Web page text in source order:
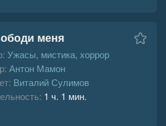
меня
Ужасы, мистика, хоррор
Антон Мамон
Виталий Сулимов
1 ч. 1 мин.